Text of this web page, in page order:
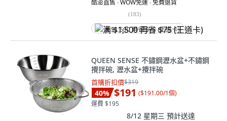
酷澎直售 ∙ WOW免運 ∙ 免費退貨
(183)
满 $1,500 再省 $75 (王道卡)
QUEEN SENSE 不鏽鋼瀝水盆+不鏽鋼
攪拌碗, 瀝水盆+攪拌碗
首購折扣價$319
40% $191 ($191.00/1個)
運費 $195
8/12 星期三 預計送達